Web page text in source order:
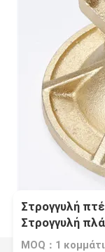
Στρογγυλή
Στρογγυλή
MOQ：1 κομμάτι